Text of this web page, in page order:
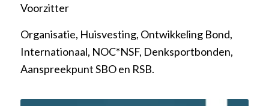
Voorzitter
Organisatie, Huisvesting, Ontwikkeling Bond,
Internationaal, NOC*NSF, Denksportbonden,
Aanspreekpunt SBO en RSB.